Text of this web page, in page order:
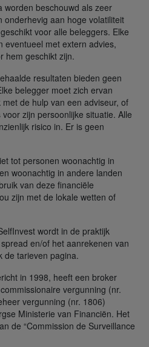
worden beschouwd als zeer
onderhevig aan hoge volatiliteit
voor alle beleggers. Elke
eventueel met extern advies,
hem geschikt zijn.
resultaten bieden geen
belegger moet zich ervan
de hulp van een adviseur, of
zijn persoonlijke situatie. Alle
risico in. Er is geen
tot personen woonachtig in
woonachtig in andere landen
van deze financiële
zijn met de lokale wetten of
wordt in de praktijk
en/of het aanrekenen van
de tarieven pagina.
in 1998, heeft een broker
vergunning (nr.
vergunning (nr. 1806)
Ministerie van Financiën. Het
de “Commission de Surveillance